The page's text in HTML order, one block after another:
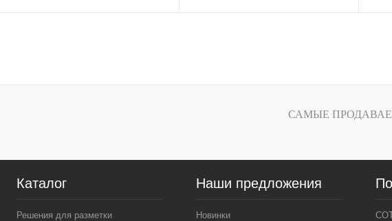
САМЫЕ
Каталог
Решения для разметки
Наши предложения
Новинки